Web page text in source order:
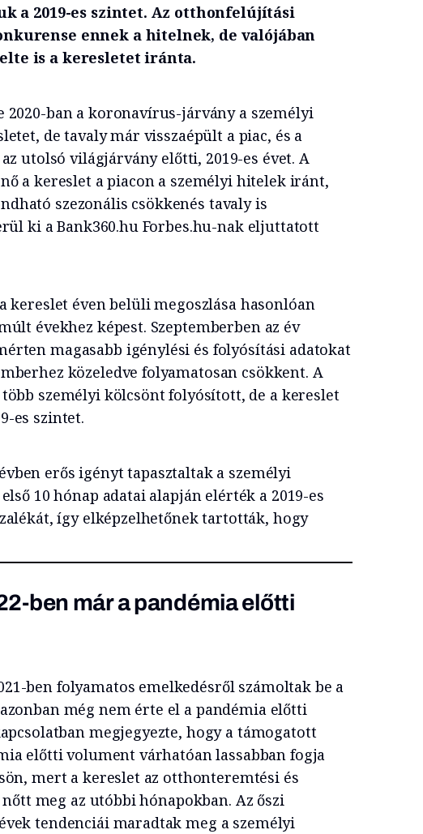
a 2019-es szintet. Az otthonfelújítási
ennek a hitelnek, de valójában
is a keresletet iránta.
2020-ban a koronavírus-járvány a személyi
de tavaly már visszaépült a piac, és a
utolsó világjárvány előtti, 2019-es évet. A
a kereslet a piacon a személyi hitelek iránt,
szezonális csökkenés tavaly is
ki a Bank360.hu Forbes.hu-nak eljuttatott
kereslet éven belüli megoszlása hasonlóan
évekhez képest. Szeptemberben az év
magasabb igénylési és folyósítási adatokat
közeledve folyamatosan csökkent. A
személyi kölcsönt folyósított, de a kereslet
es szintet.
erős igényt tapasztaltak a személyi
10 hónap adatai alapján elérték a 2019-es
így elképzelhetőnek tartották, hogy
ben már a pandémia előtti
ben folyamatos emelkedésről számoltak be a
még nem érte el a pandémia előtti
megjegyezte, hogy a támogatott
előtti volument várhatóan lassabban fogja
mert a kereslet az otthonteremtési és
meg az utóbbi hónapokban. Az őszi
tendenciái maradtak meg a személyi